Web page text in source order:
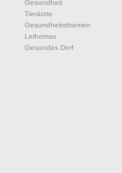
Gesundheit
Tierärzte
Gesundheitsthemen
Leihomas
Gesundes Dorf